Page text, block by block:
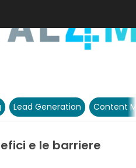
Lead Generation Content
e le barriere